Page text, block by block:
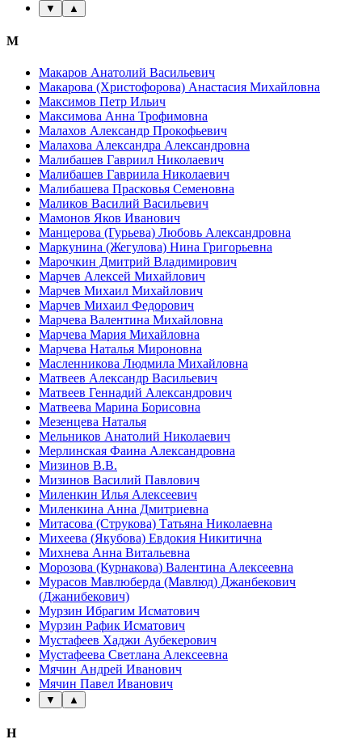
▼ ▲
М
Макаров Анатолий Васильевич
Макарова (Христофорова) Анастасия Михайловна
Максимов Петр Ильич
Максимова Анна Трофимовна
Малахов Александр Прокофьевич
Малахова Александра Александровна
Малибашев Гавриил Николаевич
Малибашев Гавриила Николаевич
Малибашева Прасковья Семеновна
Маликов Василий Васильевич
Мамонов Яков Иванович
Манцерова (Гурьева) Любовь Александровна
Маркунина (Жегулова) Нина Григорьевна
Марочкин Дмитрий Владимирович
Марчев Алексей Михайлович
Марчев Михаил Михайлович
Марчев Михаил Федорович
Марчева Валентина Михайловна
Марчева Мария Михайловна
Марчева Наталья Мироновна
Масленникова Людмила Михайловна
Матвеев Александр Васильевич
Матвеев Геннадий Александрович
Матвеева Марина Борисовна
Мезенцева Наталья
Мельников Анатолий Николаевич
Мерлинская Фаина Александровна
Мизинов В.В.
Мизинов Василий Павлович
Миленкин Илья Алексеевич
Миленкина Анна Дмитриевна
Митасова (Струкова) Татьяна Николаевна
Михеева (Якубова) Евдокия Никитична
Михнева Анна Витальевна
Морозова (Курнакова) Валентина Алексеевна
Мурасов Мавлюберда (Мавлюд) Джанбекович
(Джанибекович)
Мурзин Ибрагим Исматович
Мурзин Рафик Исматович
Мустафеев Хаджи Аубекерович
Мустафеева Светлана Алексеевна
Мячин Андрей Иванович
Мячин Павел Иванович
▼ ▲
Н